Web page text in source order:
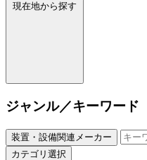
現在地から探す
ジャンル／キーワード
装置・設備関連メーカー
カテゴリ選択